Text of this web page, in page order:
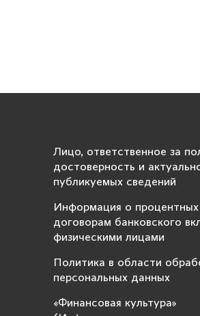
Лицо, ответственное за
достоверность и
публикуемых сведений
Информация о процентных
договорам банковского
физическими лицами
Политика в области
персональных данных
«Финансовая культура»